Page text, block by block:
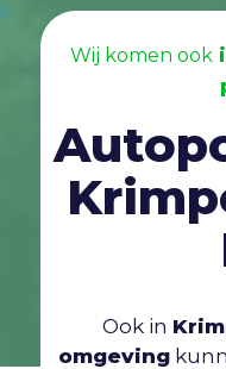
Wij komen ook
Ook in
omgeving